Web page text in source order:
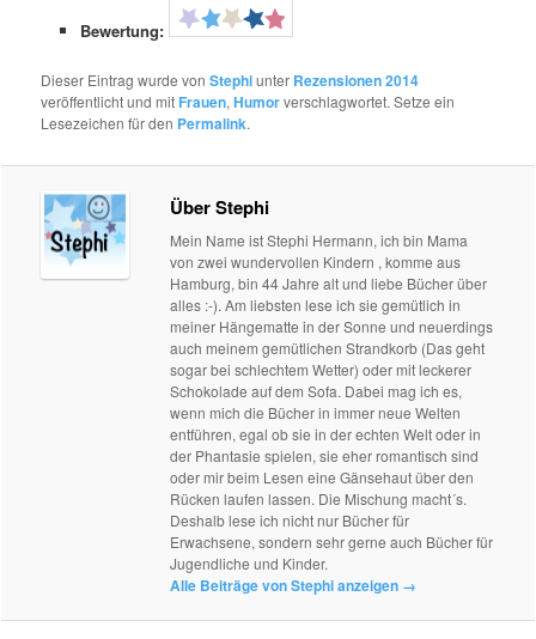
Bewertung:
Dieser Eintrag wurde vonStephiunter Rezensionen 2014
veröffentlicht und mit Frauen,Humorverschlagwortet. Setze ein
Lesezeichen für den Permalink.
Über Stephi
Mein Name ist Stephi Hermann, ich bin Mama
von zwei wundervollen Kindern , komme aus
Hamburg, bin 44 Jahre alt und liebe Bücher über
alles :-). Am liebsten lese ich sie gemütlich in
meiner Hängematte in der Sonne und neuerdings
auch meinem gemütlichen Strandkorb (Das geht
sogar bei schlechtem Wetter) oder mit leckerer
Schokolade auf dem Sofa. Dabei mag ich es,
wenn mich die Bücher in immer neue Welten
entführen, egal ob sie in der echten Welt oder in
der Phantasie spielen, sie eher romantisch sind
oder mir beim Lesen eine Gänsehaut über den
Rücken laufen lassen. Die Mischung macht´s.
Deshalb lese ich nicht nur Bücher für
Erwachsene, sondern sehr gerne auch Bücher für
Jugendliche und Kinder.
Alle Beiträge von Stephi anzeigen →